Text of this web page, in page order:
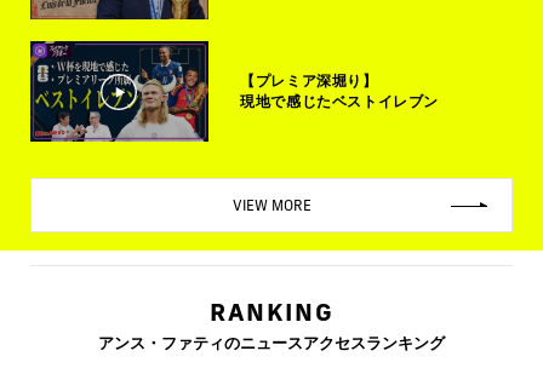
【プレミア深堀り】
現地で感じたベストイレブン
VIEW MORE
RANKING
アンス・ファティのニュースアクセスランキング